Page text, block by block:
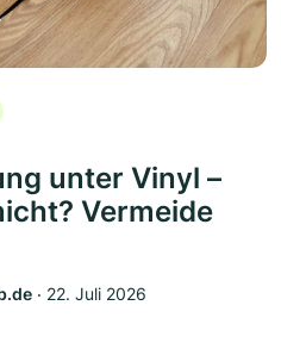
unter Vinyl –
Vermeide
‧ 22. Juli 2026